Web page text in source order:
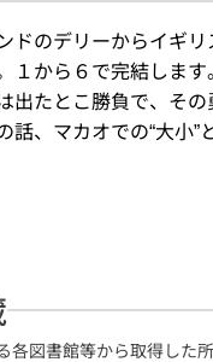
ドのデリーからイギ
１から６で完結しま
出たとこ勝負で、そ
話、マカオでの“大小
図書館等から取得した